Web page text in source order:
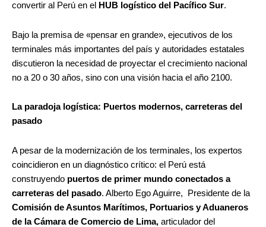
convertir al Perú en el
HUB logístico del Pacífico Sur.
Bajo la premisa de «pensar en grande», ejecutivos de los
terminales más importantes del país y autoridades estatales
discutieron la necesidad de proyectar el crecimiento nacional
no a 20 o 30 años, sino con una visión hacia el año 2100.
La paradoja logística: Puertos modernos, carreteras del
pasado
A pesar de la modernización de los terminales, los expertos
coincidieron en un diagnóstico crítico: el Perú está
construyendo puertos de primer mundo conectados a
carreteras del pasado. Alberto Ego Aguirre,
Presidente de la
Comisión de Asuntos Marítimos, Portuarios y Aduaneros
de la Cámara de Comercio de Lima, articulador del